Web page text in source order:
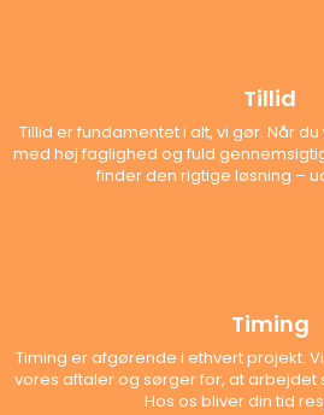
Tillid
Tillid er fundamentet i alt, vi gør. Når
med høj faglighed og fuld
finder den rigtige løsning –
Timing
Timing er afgørende i ethvert projekt.
vores aftaler og sørger for, at arbejdet
Hos os bliver din tid